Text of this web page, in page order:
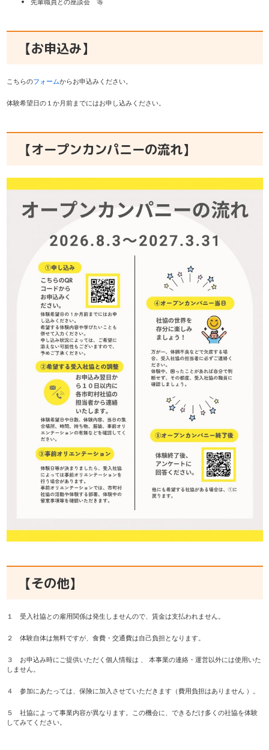
【お申込み】
こちらのフォームからお申込みください。
体験希望日の１か月前までにはお申し込みください。
【オープンカンパニーの流れ】
【その他】
１ 受入社協との雇用関係は発生しませんので、賃金は支払われません。
２ 体験自体は無料ですが、食費・交通費は自己負担となります。
３ お申込み時にご提供いただく個人情報は 、 本事業の連絡・運営以外には使用いた
しません。
４ 参加にあたっては、保険に加入させていただきます（費用負担はありません ）。
５ 社協によって事業内容が異なります。この機会に、できるだけ多くの社協を体験
してみてください。